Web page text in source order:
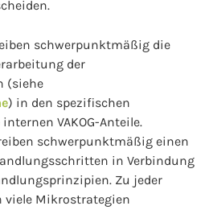
schwerpunktmäßig die
der
(siehe
) in den spezifischen
VAKOG-Anteile.
schwerpunktmäßig einen
in Verbindung
Zu jeder
viele Mikrostrategien